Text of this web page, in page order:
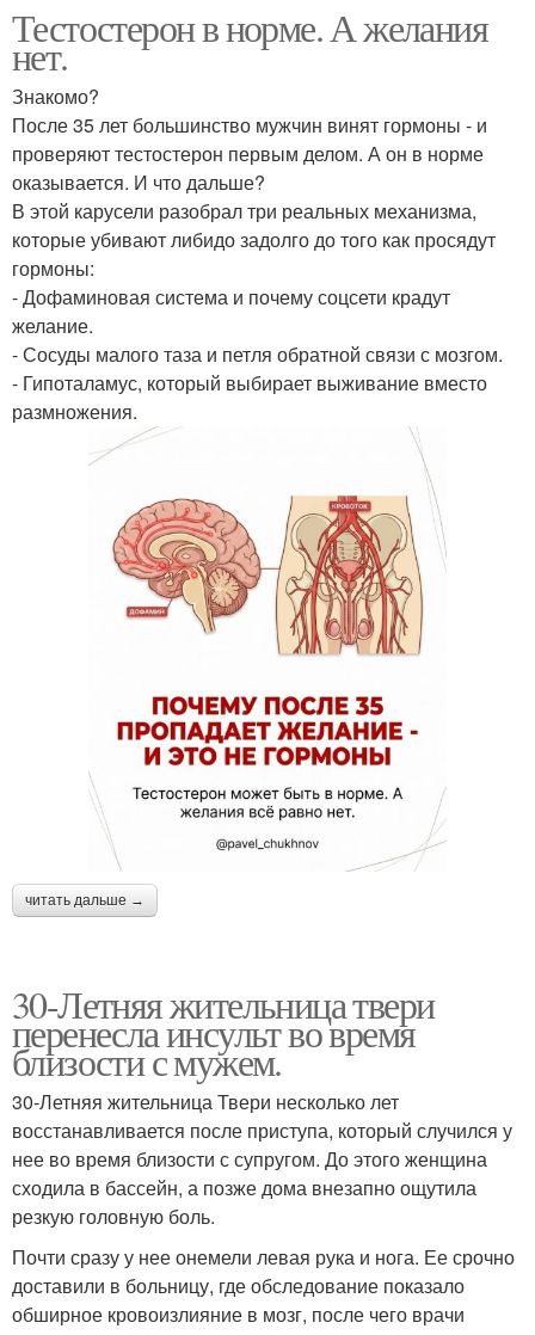
Тестостерон в норме. А желания
нет.
Знакомо?
После 35 лет большинство мужчин винят гормоны - и
проверяют тестостерон первым делом. А он в норме
оказывается. И что дальше?
В этой карусели разобрал три реальных механизма,
которые убивают либидо задолго до того как просядут
гормоны:
- Дофаминовая система и почему соцсети крадут
желание.
- Сосуды малого таза и петля обратной связи с мозгом.
- Гипоталамус, который выбирает выживание вместо
размножения.
читать дальше →
30-Летняя жительница твери
перенесла инсульт во время
близости с мужем.
30-Летняя жительница Твери несколько лет
восстанавливается после приступа, который случился у
нее во время близости с супругом. До этого женщина
сходила в бассейн, а позже дома внезапно ощутила
резкую головную боль.
Почти сразу у нее онемели левая рука и нога. Ее срочно
доставили в больницу, где обследование показало
обширное кровоизлияние в мозг, после чего врачи